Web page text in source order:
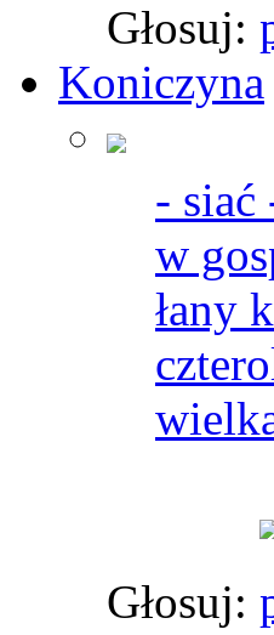
Głosuj:
Koniczyna
- siać
w
łany
Głosuj: